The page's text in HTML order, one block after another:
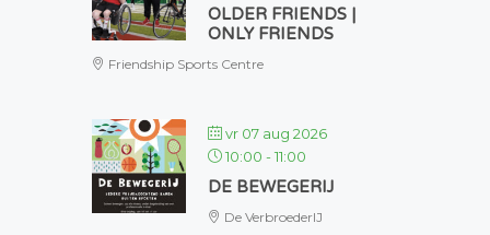
OLDER FRIENDS |
ONLY FRIENDS
Friendship Sports Centre
vr 07 aug 2026
10:00 -11:00
DE BEWEGERIJ
De VerbroederIJ